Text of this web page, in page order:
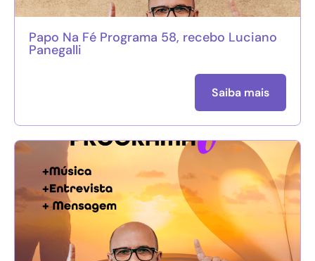
Papo Na Fé Programa 58, recebo Luciano
Panegalli
Saiba mais